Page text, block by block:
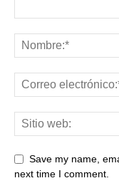
Save my name,
next time I comment.